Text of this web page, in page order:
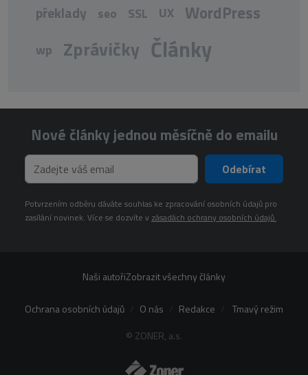
překlady seo SSL UX WordPress
wp Zprávičky Články
Nové články jednou měsíčně do emailu
Odebírat
Potvrzením odběru dáváte souhlas ke zpracování osobních údajů pro
zasílání novinek. Více se dozvíte v zásadách ochrany osobních údajů.
Naši autořiZobrazit všechny články
© ZONER, a.s.
Ochrana osobních údajů O nás Redakce Tmavý režim